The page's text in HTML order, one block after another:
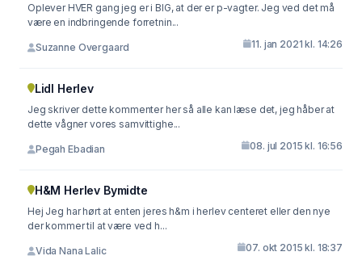
Oplever HVER gang jeg er i BIG, at der er p-vagter. Jeg ved det må
være en indbringende forretnin...
Suzanne Overgaard 11. jan 2021 kl. 14:26
Lidl Herlev
Jeg skriver dette kommenter her så alle kan læse det, jeg håber at
dette vågner vores samvittighe...
Pegah Ebadian 08. jul 2015 kl. 16:56
H&M Herlev Bymidte
Hej Jeg har hørt at enten jeres h&m i herlev centeret eller den nye
der kommer til at være ved h...
Vida Nana Lalic 07. okt 2015 kl. 18:37